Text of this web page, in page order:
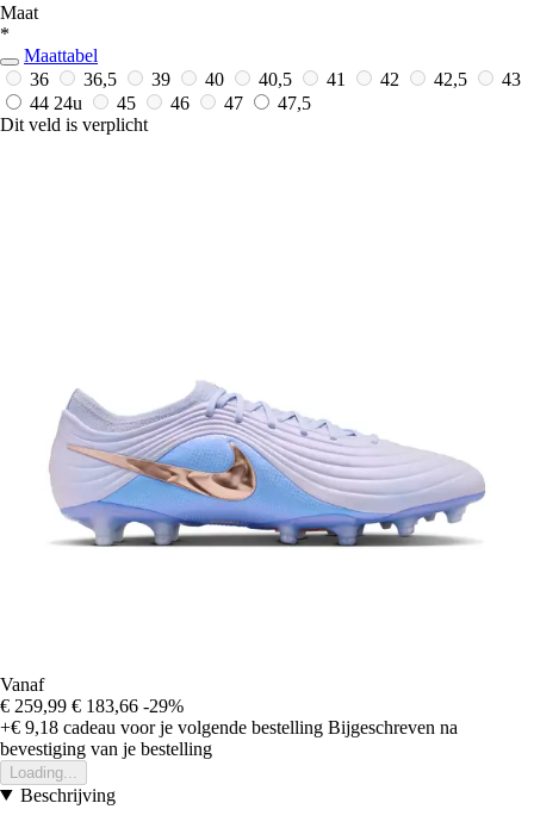
Maat
*
Maattabel
36
36,5 39 40 40,5 41 42 42,5
43
44 24u 45 46 47
47,5
Dit veld is verplicht
Vanaf
€ 259,99 € 183,66 -29%
+€ 9,18 cadeau voor je volgende bestelling Bijgeschreven na
bevestiging van je bestelling
Loading...
Beschrijving